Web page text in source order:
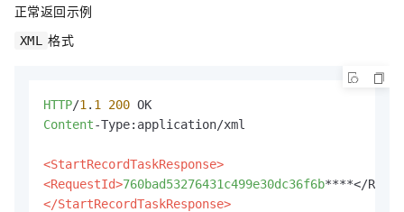
正常返回示例
XML 格式
HTTP/1 . 1 200
Content-Type:application/xml
<StartRecordTaskResponse>
<RequestId>760bad53276431c499e30dc36f6b
</StartRecordTaskResponse>